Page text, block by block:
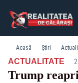
Acasă Știri
ACTUALITATE·
Trump